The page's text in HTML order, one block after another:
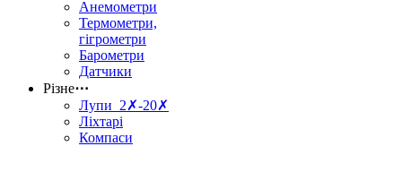
Анемометри
Термометри,
гігрометри
Барометри
Датчики
Різне⋯
Лупи 2✗-20✗
Ліхтарі
Компаси